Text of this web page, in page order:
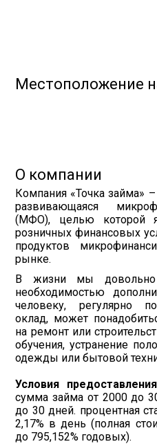
Местоположение
О компании
Компания «Точка займа»
развивающаяся
(МФО), целью которой
розничных финансовых
продуктов
рынке.
В жизни мы довольно
необходимостью
человеку, регулярно
оклад, может
на ремонт или
обучения, устранение
одежды или бытовой
Условия
сумма займа от 2000 до
до 30 дней. процентная
2,17% в день (полная
до 795,152% годовых).